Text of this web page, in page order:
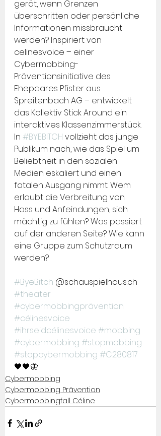
gerät, wenn Grenzen
überschritten oder persönliche
Informationen missbraucht
werden? Inspiriert von
celinesvoice – einer
Cybermobbing-
Präventionsinitiative des
Ehepaares Pfister aus
Spreitenbach AG – entwickelt
das Kollektiv Stick Around ein
interaktives Klassenzimmerstück.
In #BYEBITCH vollzieht das junge
Publikum nach, wie das Spiel um
Beliebtheit in den sozialen
Medien eskaliert und einen
fatalen Ausgang nimmt. Wem
erlaubt die Verbreitung von
Hass und Anfeindungen, sich
mächtig zu fühlen? Was passiert
auf der anderen Seite? Wie kann
eine Gruppe zum Schutzraum
werden?
#ByeBitch @schauspielhaus.ch
#theater
#cybermobbingprävention
#célinesvoice
#ihrseidcélinesvoice #mobbing
#cybermobbing #stopmobbing
#stopcybermobbing #C280817
🖤🖤🦋
Cybermobbing
Cybermobbing Prävention
Cybermobbingfall Céline